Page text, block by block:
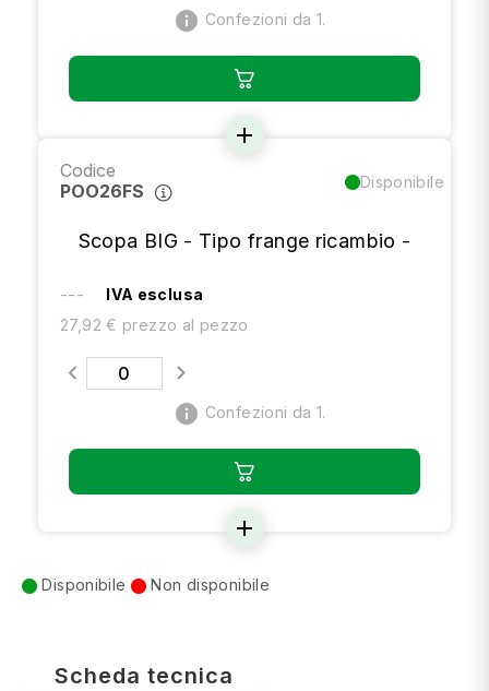
info Confezioni da 1.
add
Codice
POO26FS
Disponibile
Scopa BIG - Tipo frange ricambio -
---
IVA esclusa
27,92 € prezzo al pezzo
info Confezioni da 1.
add
Disponibile Non disponibile
Scheda tecnica